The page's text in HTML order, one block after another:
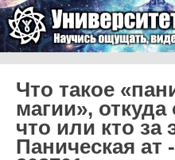
Университет
Что такое
магии»,
что или кто за
Паническая ат